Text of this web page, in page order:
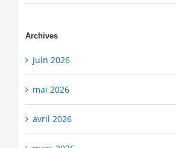
Archives
juin 2026
mai 2026
avril 2026